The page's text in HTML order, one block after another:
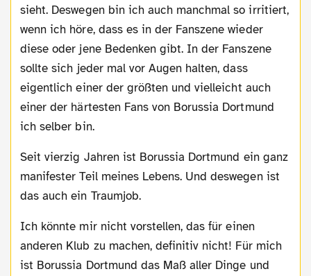
sieht. Deswegen bin ich auch manchmal so irritiert,
wenn ich höre, dass es in der Fanszene wieder
diese oder jene Bedenken gibt. In der Fanszene
sollte sich jeder mal vor Augen halten, dass
eigentlich einer der größten und vielleicht auch
einer der härtesten Fans von Borussia Dortmund
ich selber bin.
Seit vierzig Jahren ist Borussia Dortmund ein ganz
manifester Teil meines Lebens. Und deswegen ist
das auch ein Traumjob.
Ich könnte mir nicht vorstellen, das für einen
anderen Klub zu machen, definitiv nicht! Für mich
ist Borussia Dortmund das Maß aller Dinge und